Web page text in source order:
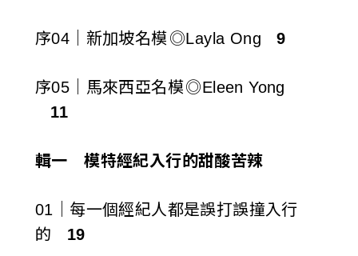
序04｜新加坡名模 ◎Layla Ong9
序05｜馬來西亞名模 ◎Eleen Yong
11
輯一 模特經紀入行的甜酸苦辣
01｜每一個經紀人都是誤打誤撞入行
的 19